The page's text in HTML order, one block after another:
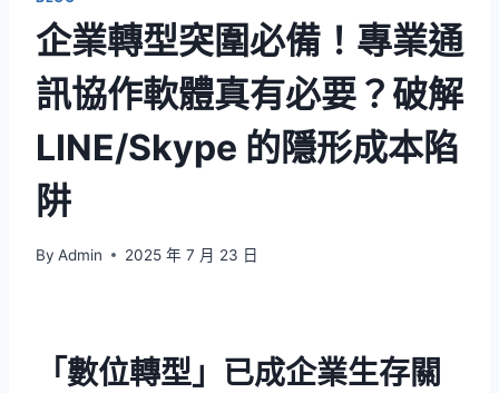
企業轉型突圍必備！專業通
訊協作軟體真有必要？破解
LINE/Skype 的隱形成本陷
阱
By Admin 2025 年 7 月 23 日
「數位轉型」已成企業生存關